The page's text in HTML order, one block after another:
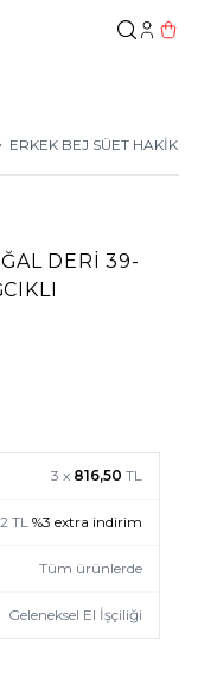
ERKEK BEJ SÜET HAKİKİ
DERİ 39-
3 x 816,50 TL
TL %3 extra indirim
Tüm ürünlerde
Geleneksel El İşçiliği